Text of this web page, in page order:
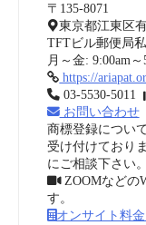
〒135-8071
東京都江東区
TFTビル郵便局
月～金: 9:00am
https://
03-5530-5011
お問い合わせ
商標登録につい
受け付けており
にご相談下さい。
ZOOMなどの
す。
オンサイト料